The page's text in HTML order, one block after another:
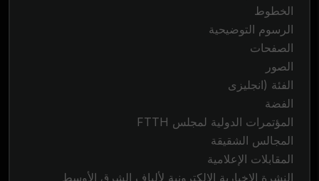
الخطوط
الرسوم التوضيحية
الصفحات
الصور
الفئة (انجليزى
الفضة
المؤتمرات الدولية لمجلس FTTH
المجالس الشقيقة
المقابلات الإعلامية
النشرة الإخبارية الإلكترونية لألياف الشرق الأوسط